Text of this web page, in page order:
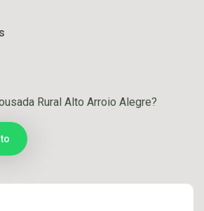
Rural Alto Arroio Alegre?